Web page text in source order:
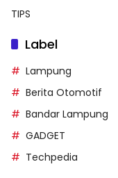
TIPS
Label
Lampung
Berita Otomotif
Bandar Lampung
GADGET
Techpedia